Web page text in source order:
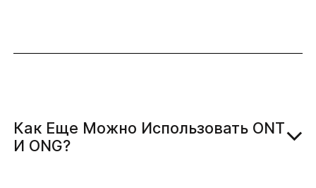
Как Еще Можно Использовать ONT
И ONG?